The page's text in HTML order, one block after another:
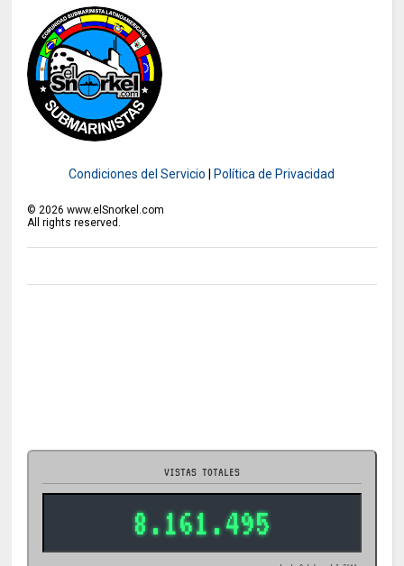
Condiciones del Servicio Política de Privacidad
©2026 www.elSnorkel.com
All rights reserved.
VISTAS TOTALES
8.161.495